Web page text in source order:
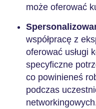
może oferować
współpracę z
oferować usługi
specyficzne
co powinieneś
podczas